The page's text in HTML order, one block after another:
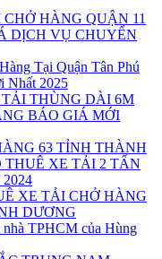
HÀNG QUẬN 11
DỊCH VỤ CHUYỂN
Tại Quận Tân Phú
Nhất 2025
THÙNG DÀI 6M
BÁO GIÁ MỚI
63 TỈNH THÀNH
THUÊ XE TẢI 2 TẤN
XE TẢI CHỞ HÀNG
DƯƠNG
TPHCM của Hùng